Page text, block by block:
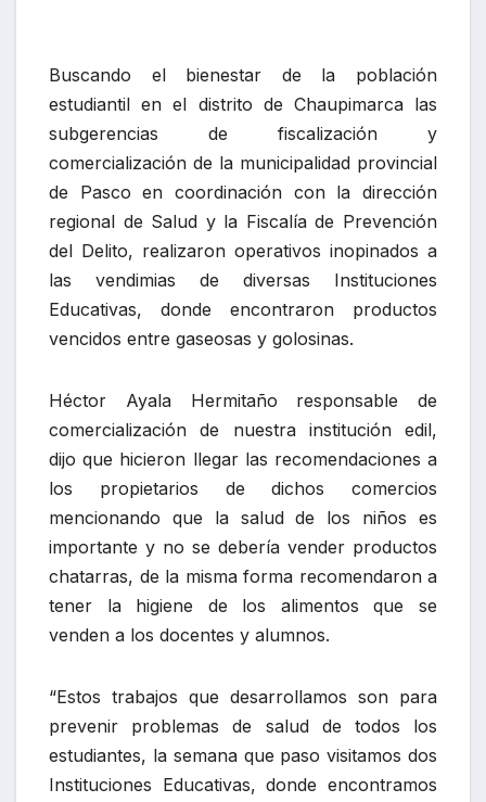
Buscando el bienestar de la población
estudiantil en el distrito de Chaupimarca las
subgerencias de fiscalización y
comercialización de la municipalidad provincial
de Pasco en coordinación con la dirección
regional de Salud y la Fiscalía de Prevención
del Delito, realizaron operativos inopinados a
las vendimias de diversas Instituciones
Educativas, donde encontraron productos
vencidos entre gaseosas y golosinas.
Héctor Ayala Hermitaño responsable de
comercialización de nuestra institución edil,
dijo que hicieron llegar las recomendaciones a
los propietarios de dichos comercios
mencionando que la salud de los niños es
importante y no se debería vender productos
chatarras, de la misma forma recomendaron a
tener la higiene de los alimentos que se
venden a los docentes y alumnos.
“Estos trabajos que desarrollamos son para
prevenir problemas de salud de todos los
estudiantes, la semana que paso visitamos dos
Instituciones Educativas, donde encontramos